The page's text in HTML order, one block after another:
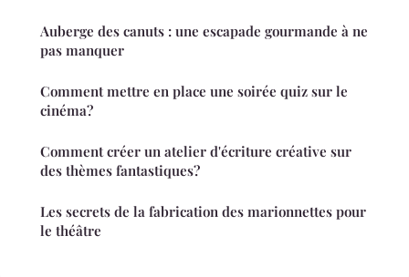
Auberge des canuts : une escapade gourmande à ne
pas manquer
Comment mettre en place une soirée quiz sur le
cinéma?
Comment créer un atelier d'écriture créative sur
des thèmes fantastiques?
Les secrets de la fabrication des marionnettes pour
le théâtre